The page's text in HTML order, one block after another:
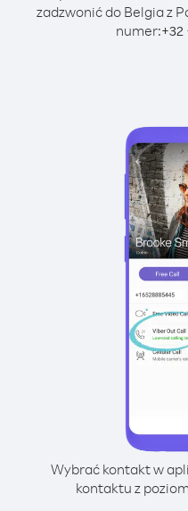
zadzwonić do Belgia z
numer:+32
Wybrać kontakt w
kontaktu z